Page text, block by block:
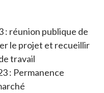
: réunion publique de
le projet et recueillir
travail
: Permanence